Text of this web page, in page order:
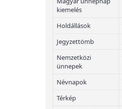
kiemelés
Holdállások
Jegyzettömb
Nemzetközi
ünnepek
Névnapok
Térkép